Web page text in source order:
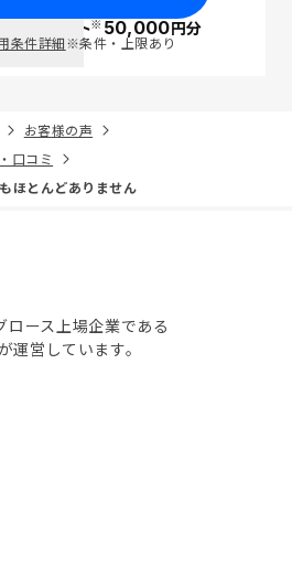
ポイント※50,000円分
条件詳細※条件・上限あり
お客様の声
口コミ
ほとんどありません
ロース上場企業である
営しています。